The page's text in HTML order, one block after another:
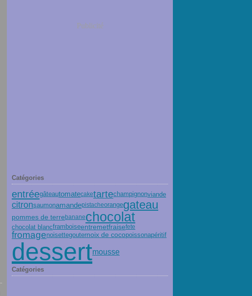
Publicité
Catégories
entréegâteautomatecaketartechampignonviande
citronsaumonamandepistacheorangegateau
pommes de terre bananechocolat
chocolat blancframboiseentremetfraisefete
fromagenoisettegouternoix de cocopoissonapéritif
dessertmousse
Catégories